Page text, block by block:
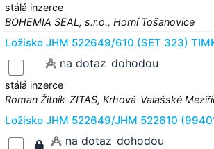
stálá inzerce
BOHEMIA SEAL, s.r.o., Horní Tošanovice
Ložisko JHM 522649/610 (SET 323)
na dotaz dohodou
stálá inzerce
Roman Žitník-ZITAS, Krhová-Valašské
Ložisko JHM 522649/JHM 522610
na dotaz dohodou